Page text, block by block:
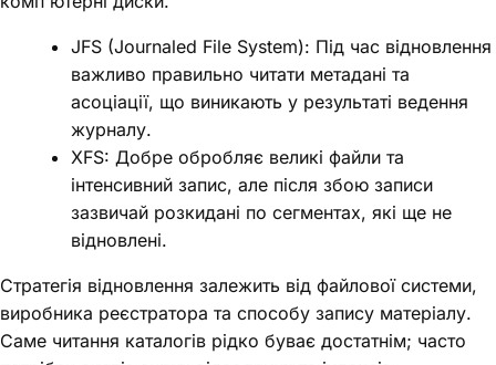
JFS (Journaled File System): Під час відновлення
важливо правильно читати метадані та
асоціації, що виникають у результаті ведення
журналу.
XFS: Добре обробляє великі файли та
інтенсивний запис, але після збою записи
зазвичай розкидані по сегментах, які ще не
відновлені.
Стратегія відновлення залежить від файлової системи,
виробника реєстратора та способу запису матеріалу.
Саме читання каталогів рідко буває достатнім; часто